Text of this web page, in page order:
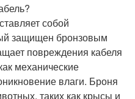
собой
защищен бронзовым
повреждения кабеля
механические
влаги. Броня
таких как крысы и